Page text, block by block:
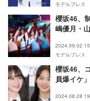
モデルプレス
櫻坂46、
嶋優月・
2024.09.02
モデルプレス
櫻坂46、
員爆イケ
2024.08.28